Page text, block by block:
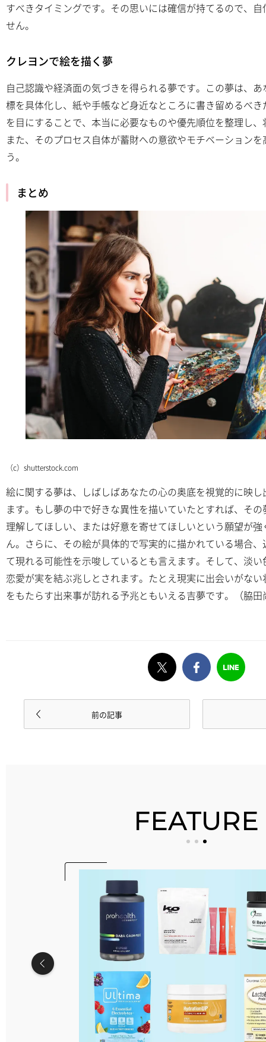
すべきタイミングです。その思いには確信が持てるので、
せん。
クレヨンで絵を描く夢
自己認識や経済面の気づきを得られる夢です。この夢は、
標を具体化し、紙や手帳など身近なところに書き留めるべ
を目にすることで、本当に必要なものや優先順位を整理し
また、そのプロセス自体が蓄財への意欲やモチベーション
う。
まとめ
（c）shutterstock.com
絵に関する夢は、しばしばあなたの心の奥底を視覚的に映
ます。もし夢の中で好きな異性を描いていたとすれば、そ
理解してほしい、または好意を寄せてほしいという願望が
ん。さらに、その絵が具体的で写実的に描かれている場合
て現れる可能性を示唆しているとも言えます。そして、淡
恋愛が実を結ぶ兆しとされます。たとえ現実に出会いがな
をもたらす出来事が訪れる予兆ともいえる吉夢です。（脇
前の記事
FEATURE